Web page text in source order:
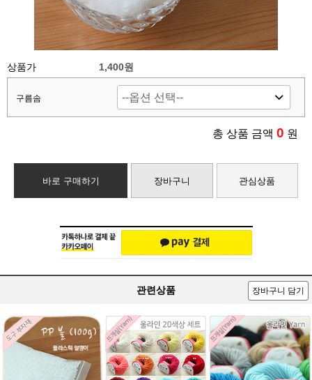
상품가 1,400원
구름솜
총 상품 금액 0 원
바로 구매하기 장바구니 관심상품
관련상품 장바구니 담기